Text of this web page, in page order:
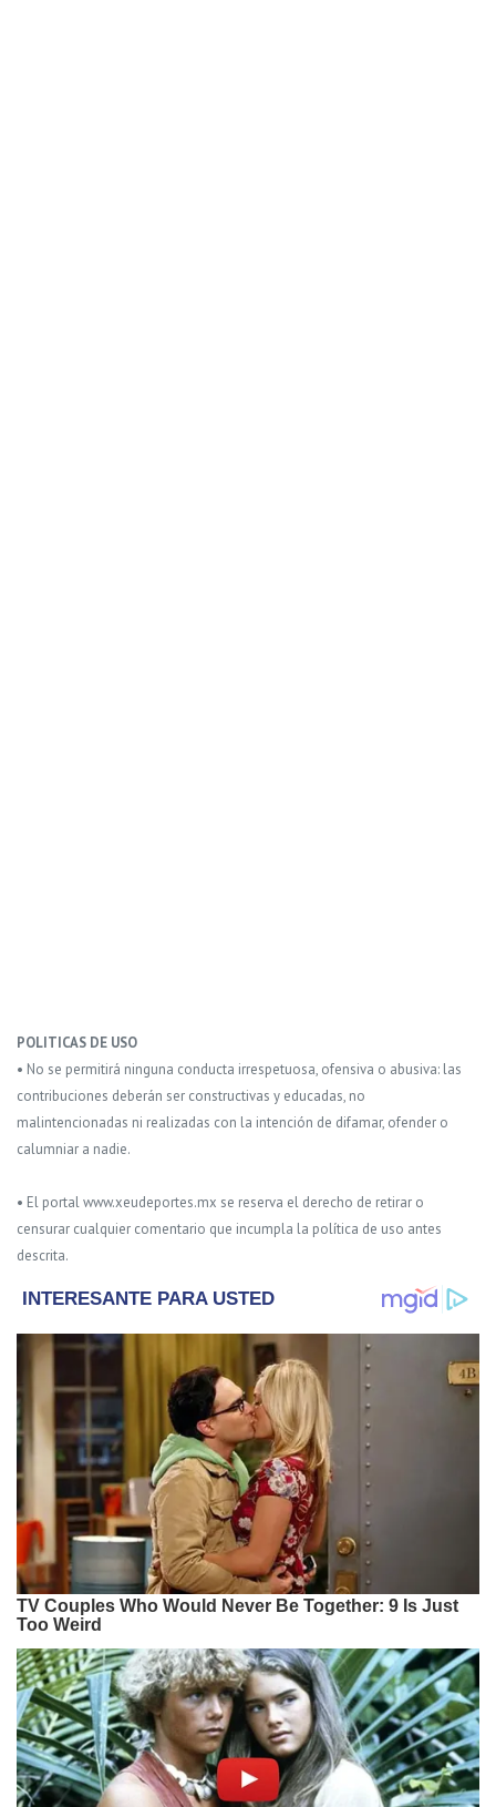
POLITICAS DE USO
• No se permitirá ninguna conducta irrespetuosa, ofensiva o abusiva: las
contribuciones deberán ser constructivas y educadas, no
malintencionadas ni realizadas con la intención de difamar, ofender o
calumniar a nadie.
• El portal www.xeudeportes.mx se reserva el derecho de retirar o
censurar cualquier comentario que incumpla la política de uso antes
descrita.